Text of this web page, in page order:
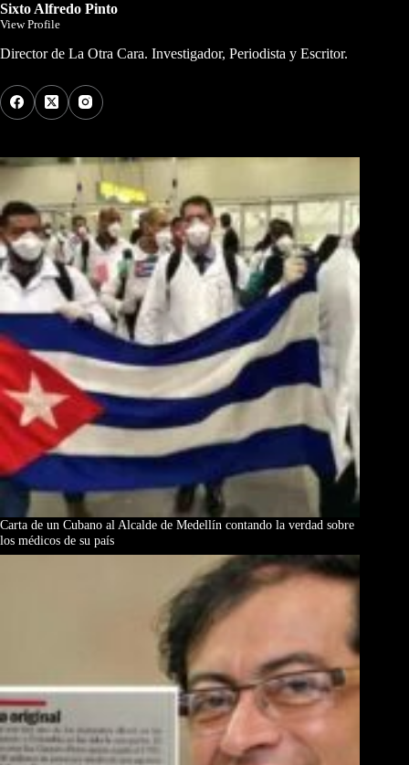
Sixto Alfredo Pinto
View Profile
Director de La Otra Cara. Investigador, Periodista y Escritor.
Carta de un Cubano al Alcalde de Medellín contando la verdad sobre
los médicos de su país